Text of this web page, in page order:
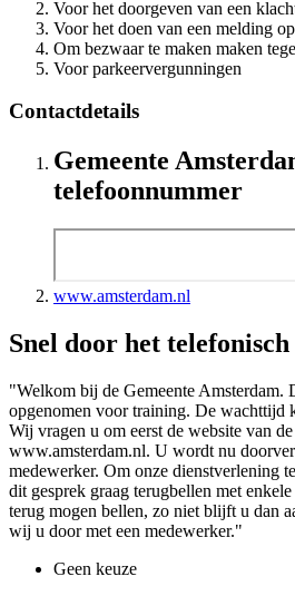
Voor het doorgeven van een
Voor het doen van een melding
Om bezwaar te maken maken
Voor parkeervergunningen
Contactdetails
Gemeente
telefoonnummer
www.amsterdam.nl
Snel door het
"Welkom bij de Gemeente Amsterdam.
opgenomen voor training. De wachttijd
Wij vragen u om eerst de website van
www.amsterdam.nl. U wordt nu
medewerker. Om onze dienstverlening
dit gesprek graag terugbellen met
terug mogen bellen, zo niet blijft u dan
wij u door met een medewerker."
Geen keuze